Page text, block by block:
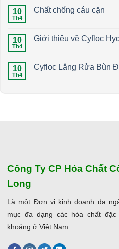
10
Th4
Chất chống cáu cặn
10
Th4
Giới thiệu về Cyfloc
10
Th4
Cyfloc Lắng Rửa Bùn
Công Ty CP Hóa Chất
Long
Là một Đơn vị kinh doanh đa
mục đa dạng các hóa chất
khoáng ở Việt Nam.